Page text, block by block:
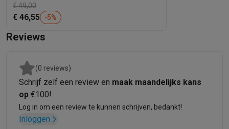
€ 49,00
€ 46,55 -5%
Reviews
(0 reviews)
Schrijf zelf een review en maak maandelijks kans
op €100!
Log in om een review te kunnen schrijven, bedankt!
Inloggen